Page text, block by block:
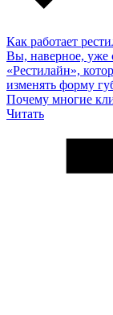
Как работает
Вы, наверное, уже
«Рестилайн»,
изменять форму
Почему многие
Читать